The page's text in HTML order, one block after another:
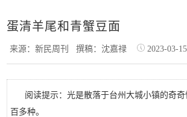
蛋清羊尾和青蟹豆面
来源：新民周刊撰稿：沈嘉禄 2023-03-
阅读提示：光是散落于台州大城小镇的奇
百多种。